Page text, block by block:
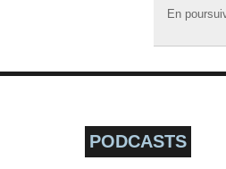
En
En
ACCUEIL
PODCASTS